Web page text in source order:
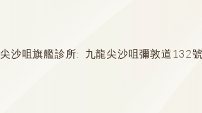
尖沙咀旗艦診所: 九龍尖沙咀彌敦道132